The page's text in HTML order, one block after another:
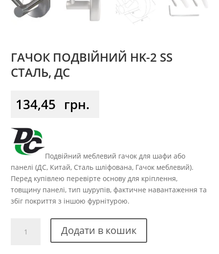
ГАЧОК ПОДВІЙНИЙ HK-2 SS
СТАЛЬ, ДС
134,45 грн.
Подвійний меблевий гачок для шафи або
панелі (ДС, Китай, Сталь шліфована, Гачок меблевий).
Перед купівлею перевірте основу для кріплення,
товщину панелі, тип шурупів, фактичне навантаження та
збіг покриття з іншою фурнітурою.
подвійний
Додати в кошик